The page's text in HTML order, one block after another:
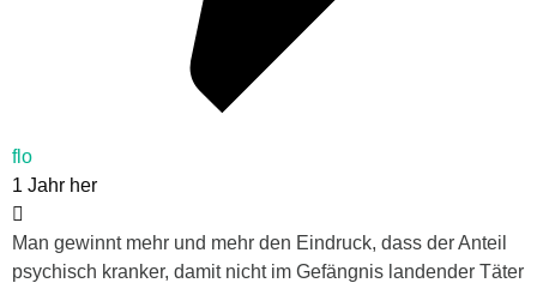
flo
1 Jahr her
Man gewinnt mehr und mehr den Eindruck, dass der Anteil
psychisch kranker, damit nicht im Gefängnis landender Täter